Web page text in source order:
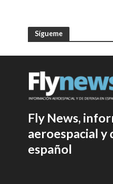
Sígueme
Fly News,
aeroespacial y
español